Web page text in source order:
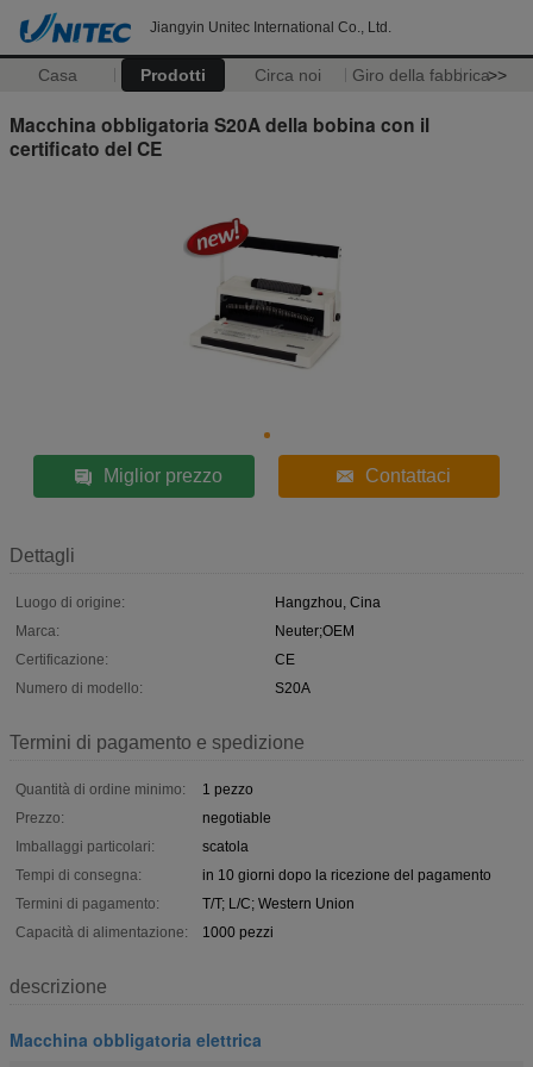
Jiangyin Unitec International Co., Ltd.
Casa Prodotti Circa noi Giro della fabbrica>>
Macchina obbligatoria S20A della bobina con il
certificato del CE
Miglior prezzo Contattaci
Dettagli
Luogo di origine:
Hangzhou, Cina
Marca:
Neuter;OEM
Certificazione:
CE
Numero di modello:
S20A
Termini di pagamento e spedizione
Quantità di ordine minimo:
1 pezzo
Prezzo:
negotiable
Imballaggi particolari:
scatola
Tempi di consegna:
in 10 giorni dopo la ricezione del pagamento
Termini di pagamento:
T/T; L/C; Western Union
Capacità di alimentazione:
1000 pezzi
descrizione
Macchina obbligatoria elettrica